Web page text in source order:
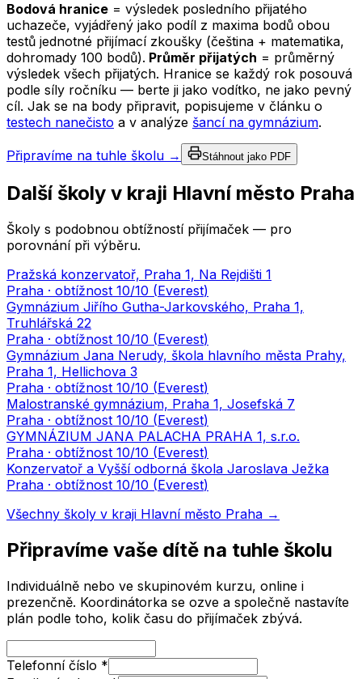
Bodová hranice = výsledek posledního přijatého
uchazeče, vyjádřený jako podíl z maxima bodů obou
testů jednotné přijímací zkoušky (čeština + matematika,
dohromady 100 bodů). Průměr přijatých = průměrný
výsledek všech přijatých. Hranice se každý rok posouvá
podle síly ročníku — berte ji jako vodítko, ne jako pevný
cíl. Jak se na body připravit, popisujeme v článku o
testech nanečisto a v analýze šancí na gymnázium.
Připravíme na tuhle školu → Stáhnout jako PDF
Další školy v kraji Hlavní město Praha
Školy s podobnou obtížností přijímaček — pro
porovnání při výběru.
Pražská konzervatoř, Praha 1, Na Rejdišti 1
Praha · obtížnost 10/10 (Everest)
Gymnázium Jiřího Gutha-Jarkovského, Praha 1,
Truhlářská 22
Praha · obtížnost 10/10 (Everest)
Gymnázium Jana Nerudy, škola hlavního města Prahy,
Praha 1, Hellichova 3
Praha · obtížnost 10/10 (Everest)
Malostranské gymnázium, Praha 1, Josefská 7
Praha · obtížnost 10/10 (Everest)
GYMNÁZIUM JANA PALACHA PRAHA 1, s.r.o.
Praha · obtížnost 10/10 (Everest)
Konzervatoř a Vyšší odborná škola Jaroslava Ježka
Praha · obtížnost 10/10 (Everest)
Všechny školy v kraji Hlavní město Praha →
Připravíme vaše dítě na tuhle školu
Individuálně nebo ve skupinovém kurzu, online i
prezenčně. Koordinátorka se ozve a společně nastavíte
plán podle toho, kolik času do přijímaček zbývá.
Telefonní číslo *